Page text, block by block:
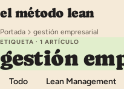
Saltar al contenido
el método lean
Portada gestión empresarial
ETIQUETA · 1 ARTÍCULO
gestión
Todo Lean Management